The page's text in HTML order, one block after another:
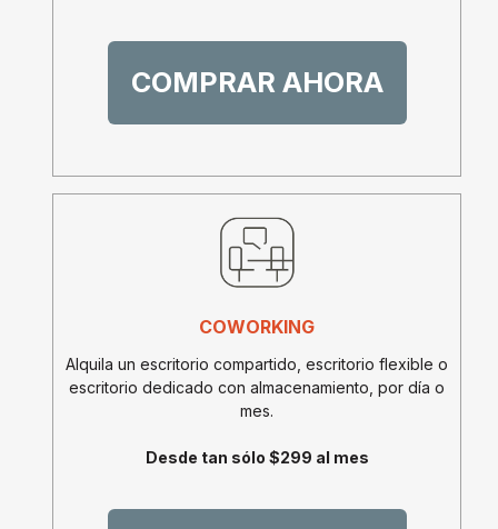
COMPRAR AHORA
COWORKING
Alquila un escritorio compartido, escritorio flexible o
escritorio dedicado con almacenamiento, por día o
mes.
Desde tan sólo $299 al mes